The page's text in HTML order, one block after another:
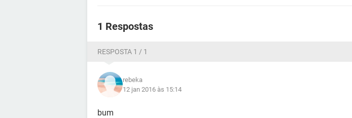
1 Respostas
RESPOSTA 1 / 1
rebeka
12 jan 2016 às 15:14
bum